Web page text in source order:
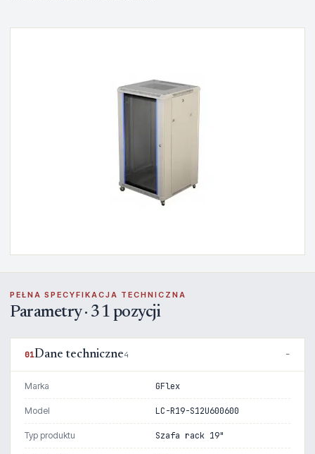
PEŁNA SPECYFIKACJA TECHNICZNA
Parametry · 31 pozycji
01Dane techniczne4
Marka GFlex
Model LC-R19-S12U600600
Typ produktu Szafa rack 19"